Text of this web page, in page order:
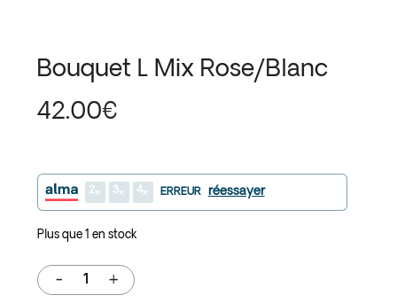
Bouquet L Mix Rose/Blanc
42.00€
2 3 4 ERREUR réessayer
Plus que 1 en stock